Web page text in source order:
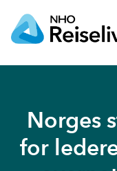
Norges
for